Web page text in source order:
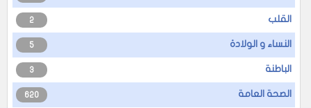
القلب 2
النساء و الولادة 5
الباطنة 3
الصحة العامة 620